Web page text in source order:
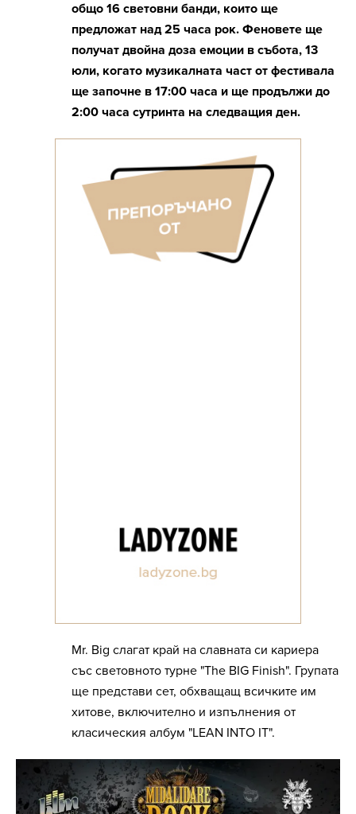
общо 16 световни банди, които ще
предложат над 25 часа рок. Феновете ще
получат двойна доза емоции в събота, 13
юли, когато музикалната част от фестивала
ще започне в 17:00 часа и ще продължи до
2:00 часа сутринта на следващия ден.
Mr. Big слагат край на славната си кариера
със световното турне "The BIG Finish". Групата
ще представи сет, обхващащ всичките им
хитове, включително и изпълнения от
класическия албум "LEAN INTO IT".